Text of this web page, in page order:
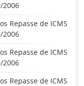
2006
Repasse de ICMS
2006
Repasse de ICMS
2006
Repasse de ICMS